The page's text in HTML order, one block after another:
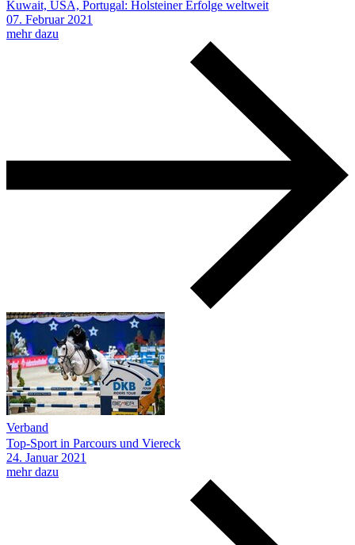
Kuwait, USA, Portugal: Holsteiner Erfolge weltweit
07. Februar 2021
mehr dazu
Verband
Top-Sport in Parcours und Viereck
24. Januar 2021
mehr dazu